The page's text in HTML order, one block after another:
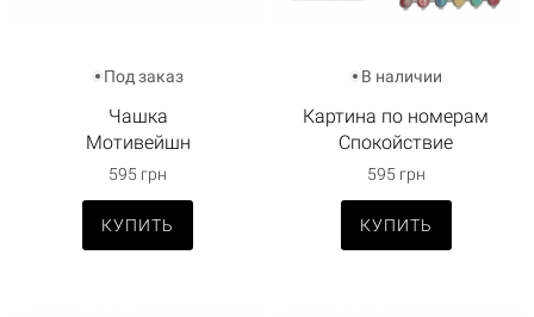
Под заказ
Чашка
Мотивейшн
595 грн
КУПИТЬ
В наличии
Картина по номерам
Спокойствие
595 грн
КУПИТЬ